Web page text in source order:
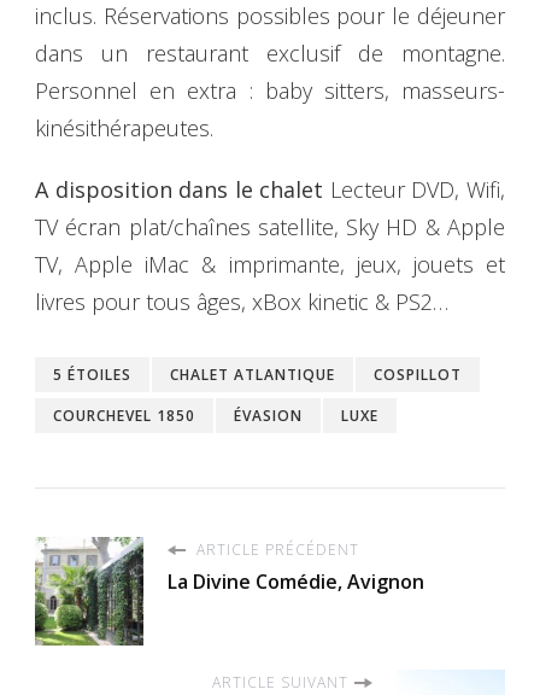
inclus. Réservations possibles pour le déjeuner
dans un restaurant exclusif de montagne.
Personnel en extra : baby sitters, masseurs-
kinésithérapeutes.
A disposition dans le chalet Lecteur DVD, Wifi,
TV écran plat/chaînes satellite, Sky HD & Apple
TV, Apple iMac & imprimante, jeux, jouets et
livres pour tous âges, xBox kinetic & PS2…
5 ÉTOILES CHALET ATLANTIQUE
COSPILLOT
COURCHEVEL 1850
ÉVASION LUXE
ARTICLE PRÉCÉDENT
La Divine Comédie, Avignon
ARTICLE SUIVANT